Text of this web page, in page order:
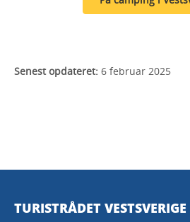
Senest opdateret: 6 februar 2025
TURISTRÅDET VESTSVERIGE